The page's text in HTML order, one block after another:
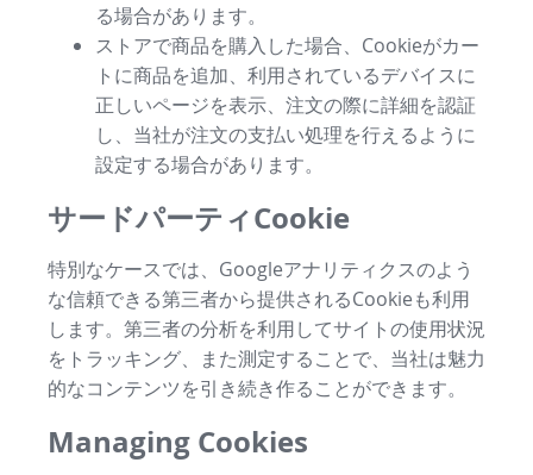
る場合があります。
ストアで商品を購入した場合、Cookieがカー
トに商品を追加、利用されているデバイスに
正しいページを表示、注文の際に詳細を認証
し、当社が注文の支払い処理を行えるように
設定する場合があります。
サードパーティCookie
特別なケースでは、Googleアナリティクスのよう
な信頼できる第三者から提供されるCookieも利用
します。第三者の分析を利用してサイトの使用状況
をトラッキング、また測定することで、当社は魅力
的なコンテンツを引き続き作ることができます。
Managing Cookies